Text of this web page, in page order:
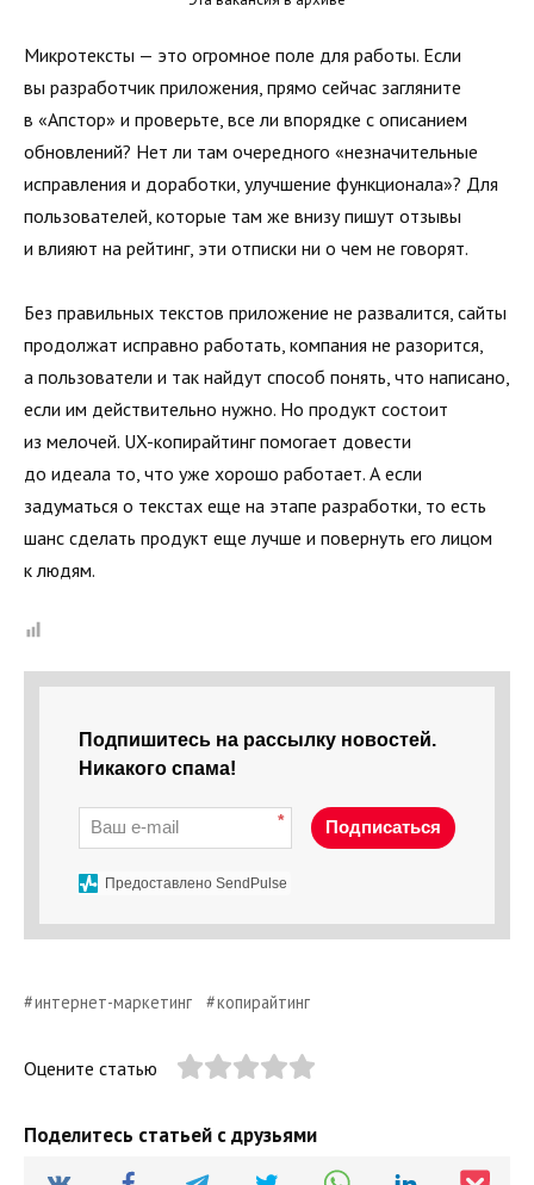
Микротексты — это огромное поле для работы. Если
вы разработчик приложения, прямо сейчас загляните
в «Апстор» и проверьте, все ли впорядке с описанием
обновлений? Нет ли там очередного «незначительные
исправления и доработки, улучшение функционала»? Для
пользователей, которые там же внизу пишут отзывы
и влияют на рейтинг, эти отписки ни о чем не говорят.
Без правильных текстов приложение не развалится, сайты
продолжат исправно работать, компания не разорится,
а пользователи и так найдут способ понять, что написано,
если им действительно нужно. Но продукт состоит
из мелочей. UX-копирайтинг помогает довести
до идеала то, что уже хорошо работает. А если
задуматься о текстах еще на этапе разработки, то есть
шанс сделать продукт еще лучше и повернуть его лицом
к людям.
Подпишитесь на рассылку новостей.
Никакого спама!
* Подписаться
Предоставлено SendPulse
интернет-маркетинг копирайтинг
Оцените статью
Поделитесь статьей с друзьями